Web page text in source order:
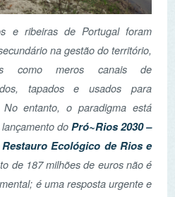
na gestão do território,
como meros canais de
tapados e usados para
do
Ecológico de Rios e
187 milhões de euros não é
é uma resposta urgente e
que ameaça os nossos